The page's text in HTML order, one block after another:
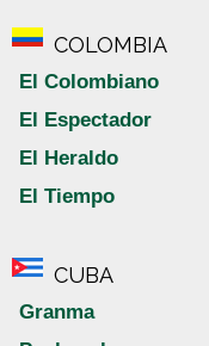
COLOMBIA
El Colombiano
El Espectador
El Heraldo
El Tiempo
CUBA
Granma